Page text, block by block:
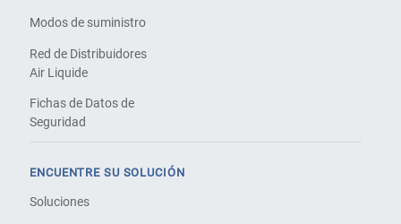
Modos de suministro
Red de Distribuidores
Air Liquide
Fichas de Datos de
Seguridad
ENCUENTRE SU SOLUCIÓN
Soluciones